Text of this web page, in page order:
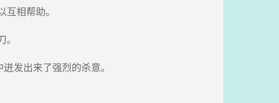
相帮助。
发出来了强烈的杀意。